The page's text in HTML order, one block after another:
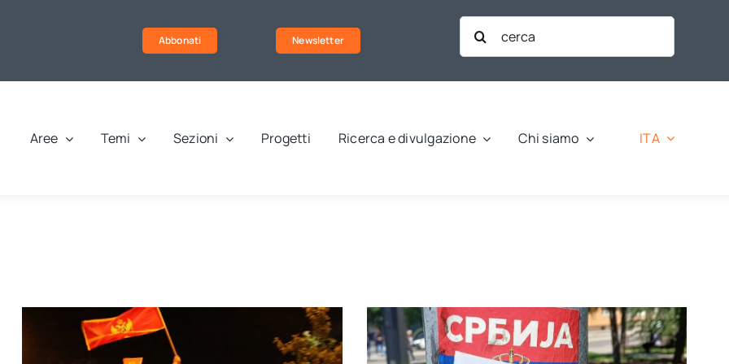
Abbonati Newsletter
Cerca
per:
Aree Temi Sezioni Progetti Ricerca e divulgazione Chi siamo ITA